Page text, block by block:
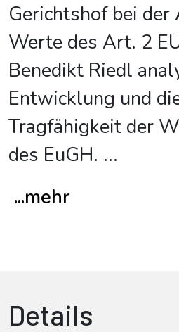
Gerichtshof bei
Werte des Art. 2
Benedikt Riedl
Entwicklung und
Tragfähigkeit der
des EuGH. ...
...mehr
Details